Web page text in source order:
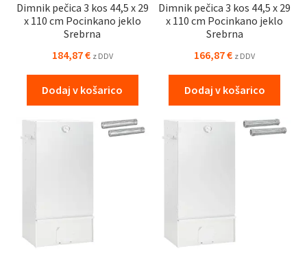
Dimnik pečica 3 kos 44,5 x 29
x 110 cm Pocinkano jeklo
Srebrna
184,87€ z DDV
Dodaj v košarico
Dimnik pečica 3 kos 44,5 x 29
x 110 cm Pocinkano jeklo
Srebrna
166,87€ z DDV
Dodaj v košarico